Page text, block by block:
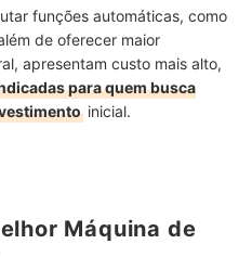
funções automáticas, como
de oferecer maior
apresentam custo mais alto,
para quem busca
inicial.
Máquina de